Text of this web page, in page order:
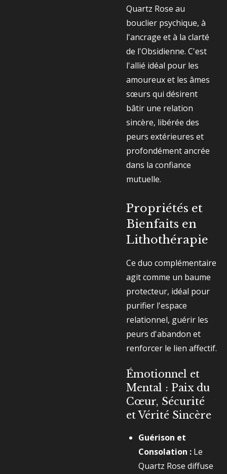
Quartz Rose au
bouclier psychique, à
l'ancrage et à la clarté
de l'Obsidienne. C'est
l'allié idéal pour les
amoureux et les âmes
sœurs qui désirent
bâtir une relation
sincère, libérée des
peurs extérieures et
profondément ancrée
dans la confiance
mutuelle.
Propriétés et
Bienfaits en
Lithothérapie
Ce duo complémentaire
agit comme un baume
protecteur, idéal pour
purifier l'espace
relationnel, guérir les
peurs d'abandon et
renforcer le lien affectif.
Émotionnel et
Mental : Paix du
Cœur, Sécurité
et Vérité Sincère
Guérison et
Consolation : Le
Quartz Rose diffuse